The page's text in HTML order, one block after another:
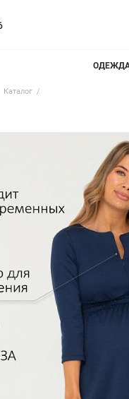
ОДЕЖДА
Каталог